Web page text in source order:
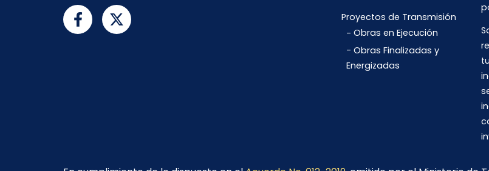
Proyectos de Transmisión
Obras en Ejecución
Obras Finalizadas y
Energizadas